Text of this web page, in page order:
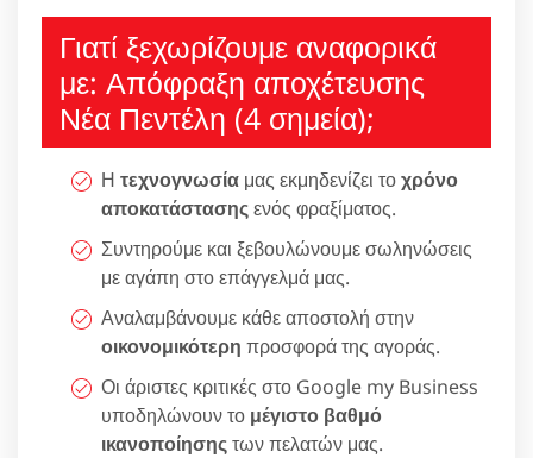
Γιατί ξεχωρίζουμε αναφορικά
με: Απόφραξη αποχέτευσης
Νέα Πεντέλη (4 σημεία);
Η τεχνογνωσία μας εκμηδενίζει τοχρόνο
αποκατάστασηςενός φραξίματος.
Συντηρούμε και ξεβουλώνουμε σωληνώσεις
με αγάπη στο επάγγελμά μας.
Αναλαμβάνουμε κάθε αποστολή στην
οικονομικότερη προσφορά της αγοράς.
Οι άριστες κριτικές στο Google my Business
υποδηλώνουν το μέγιστο βαθμό
ικανοποίησηςτων πελατών μας.